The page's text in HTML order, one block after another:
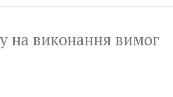
на виконання вимог